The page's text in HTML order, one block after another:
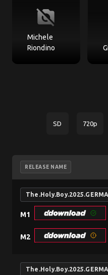
no_photography
Michele
Riondino
SD 720p
RELEASE NAME
M1
M2